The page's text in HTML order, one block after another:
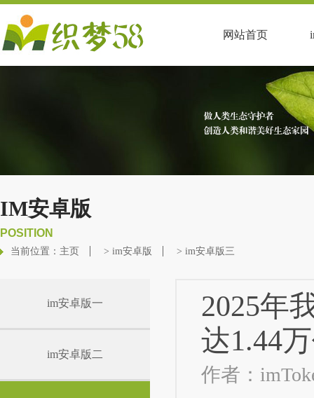
网站首页
IM安卓版
POSITION
当前位置： 主页 > im安卓版 > im安卓版三
im安卓版一
im安卓版二
2025年
达1.44
作者：